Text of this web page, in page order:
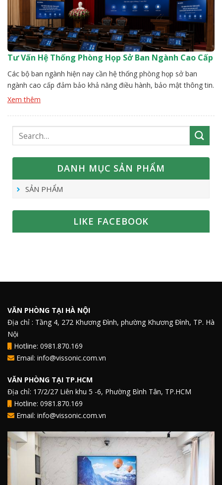
Tư Vấn Hệ Thống Phòng Họp Sở Ban Ngành Cao Cấp
Các bộ ban ngành hiện nay cần hệ thống phòng họp sở ban
ngành cao cấp đảm bảo khả năng điều hành, bảo mật thông tin.
Việc tư vấn vấn cấu hình đòi hỏi cách tiếp cận tổng thể yêu cầu
[…]
Xem thêm
DANH MỤC SẢN PHẨM
SẢN PHẨM
LIKE FACEBOOK
VĂN PHÒNG TẠI HÀ NỘI
Địa chỉ : Tầng 4, 272 Khương Đình, phường Khương Đình, TP. Hà
Nội
Hotline: 0981.870.169
Email: info@vissonic.com.vn
VĂN PHÒNG TẠI TP.HCM
Địa chỉ: 17/2/27 Liên khu 5 -6, Phường Bình Tân, TP.HCM
Hotline: 0981.870.169
Email: info@vissonic.com.vn